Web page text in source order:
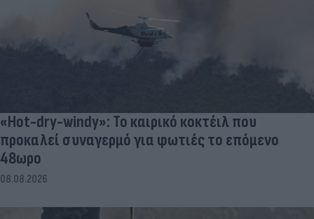
«Hot-dry-windy»: Το καιρικό κοκτέιλ που
προκαλεί συναγερμό για φωτιές το επόμενο
48ωρο
08.08.2026